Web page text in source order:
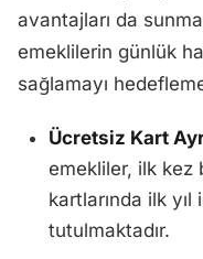
avantajları da
emeklilerin günlük
sağlamayı
Ücretsiz Kart
emekliler, ilk kez
kartlarında ilk
tutulmaktadır.